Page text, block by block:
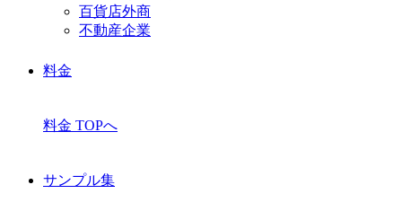
百貨店外商
不動産企業
料金
料金 TOPへ
サンプル集